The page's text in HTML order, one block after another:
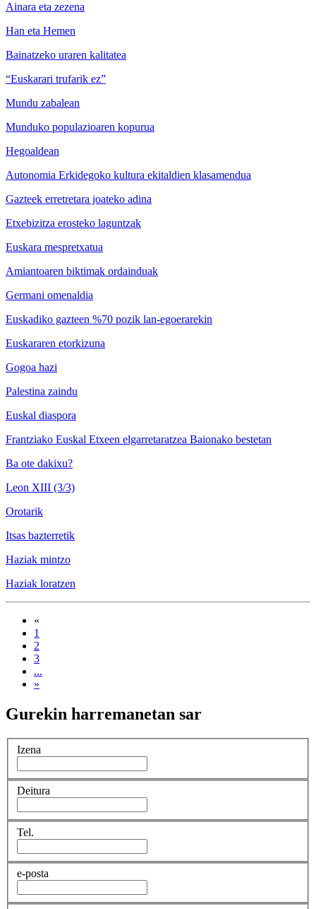
Ainara eta zezena
Han eta Hemen
Bainatzeko uraren kalitatea
“Euskarari trufarik ez”
Mundu zabalean
Munduko populazioaren kopurua
Hegoaldean
Autonomia Erkidegoko kultura ekitaldien klasamendua
Gazteek erretretara joateko adina
Etxebizitza erosteko laguntzak
Euskara mespretxatua
Amiantoaren biktimak ordainduak
Germani omenaldia
Euskadiko gazteen %70 pozik lan-egoerarekin
Euskararen etorkizuna
Gogoa hazi
Palestina zaindu
Euskal diaspora
Frantziako Euskal Etxeen elgarretaratzea Baionako bestetan
Ba ote dakixu?
Leon XIII (3/3)
Orotarik
Itsas bazterretik
Haziak mintzo
Haziak loratzen
«
1
2
3
...
»
Gurekin harremanetan sar
Izena
Deitura
Tel.
e-posta